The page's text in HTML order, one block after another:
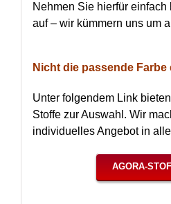
Nehmen Sie hierfür einfach
auf – wir kümmern uns um
Nicht die passende Farbe
Unter folgendem Link
Stoffe zur Auswahl. Wir
individuelles Angebot in
AGORA-